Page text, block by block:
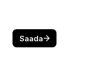
Saada